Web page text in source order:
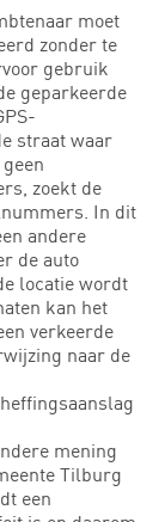
moet
zonder te
gebruik
geparkeerde
straat waar
zoekt de
In dit
andere
de auto
locatie wordt
kan het
verkeerde
naar de
mening
Tilburg
een